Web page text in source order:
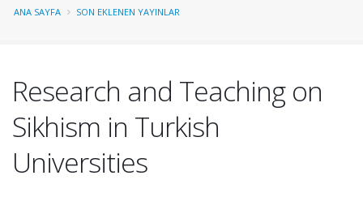
ANA SAYFA SON EKLENEN YAYINLAR
Research and Teaching on
Sikhism in Turkish
Universities